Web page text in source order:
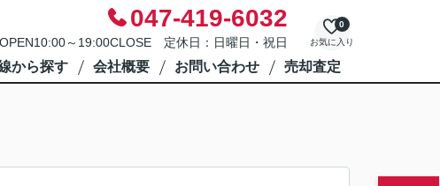
047-419-6032
～19:00CLOSE 定休日：日曜日・祝日 お気に入り
0
から探す 会社概要 お問い合わせ 売却査定